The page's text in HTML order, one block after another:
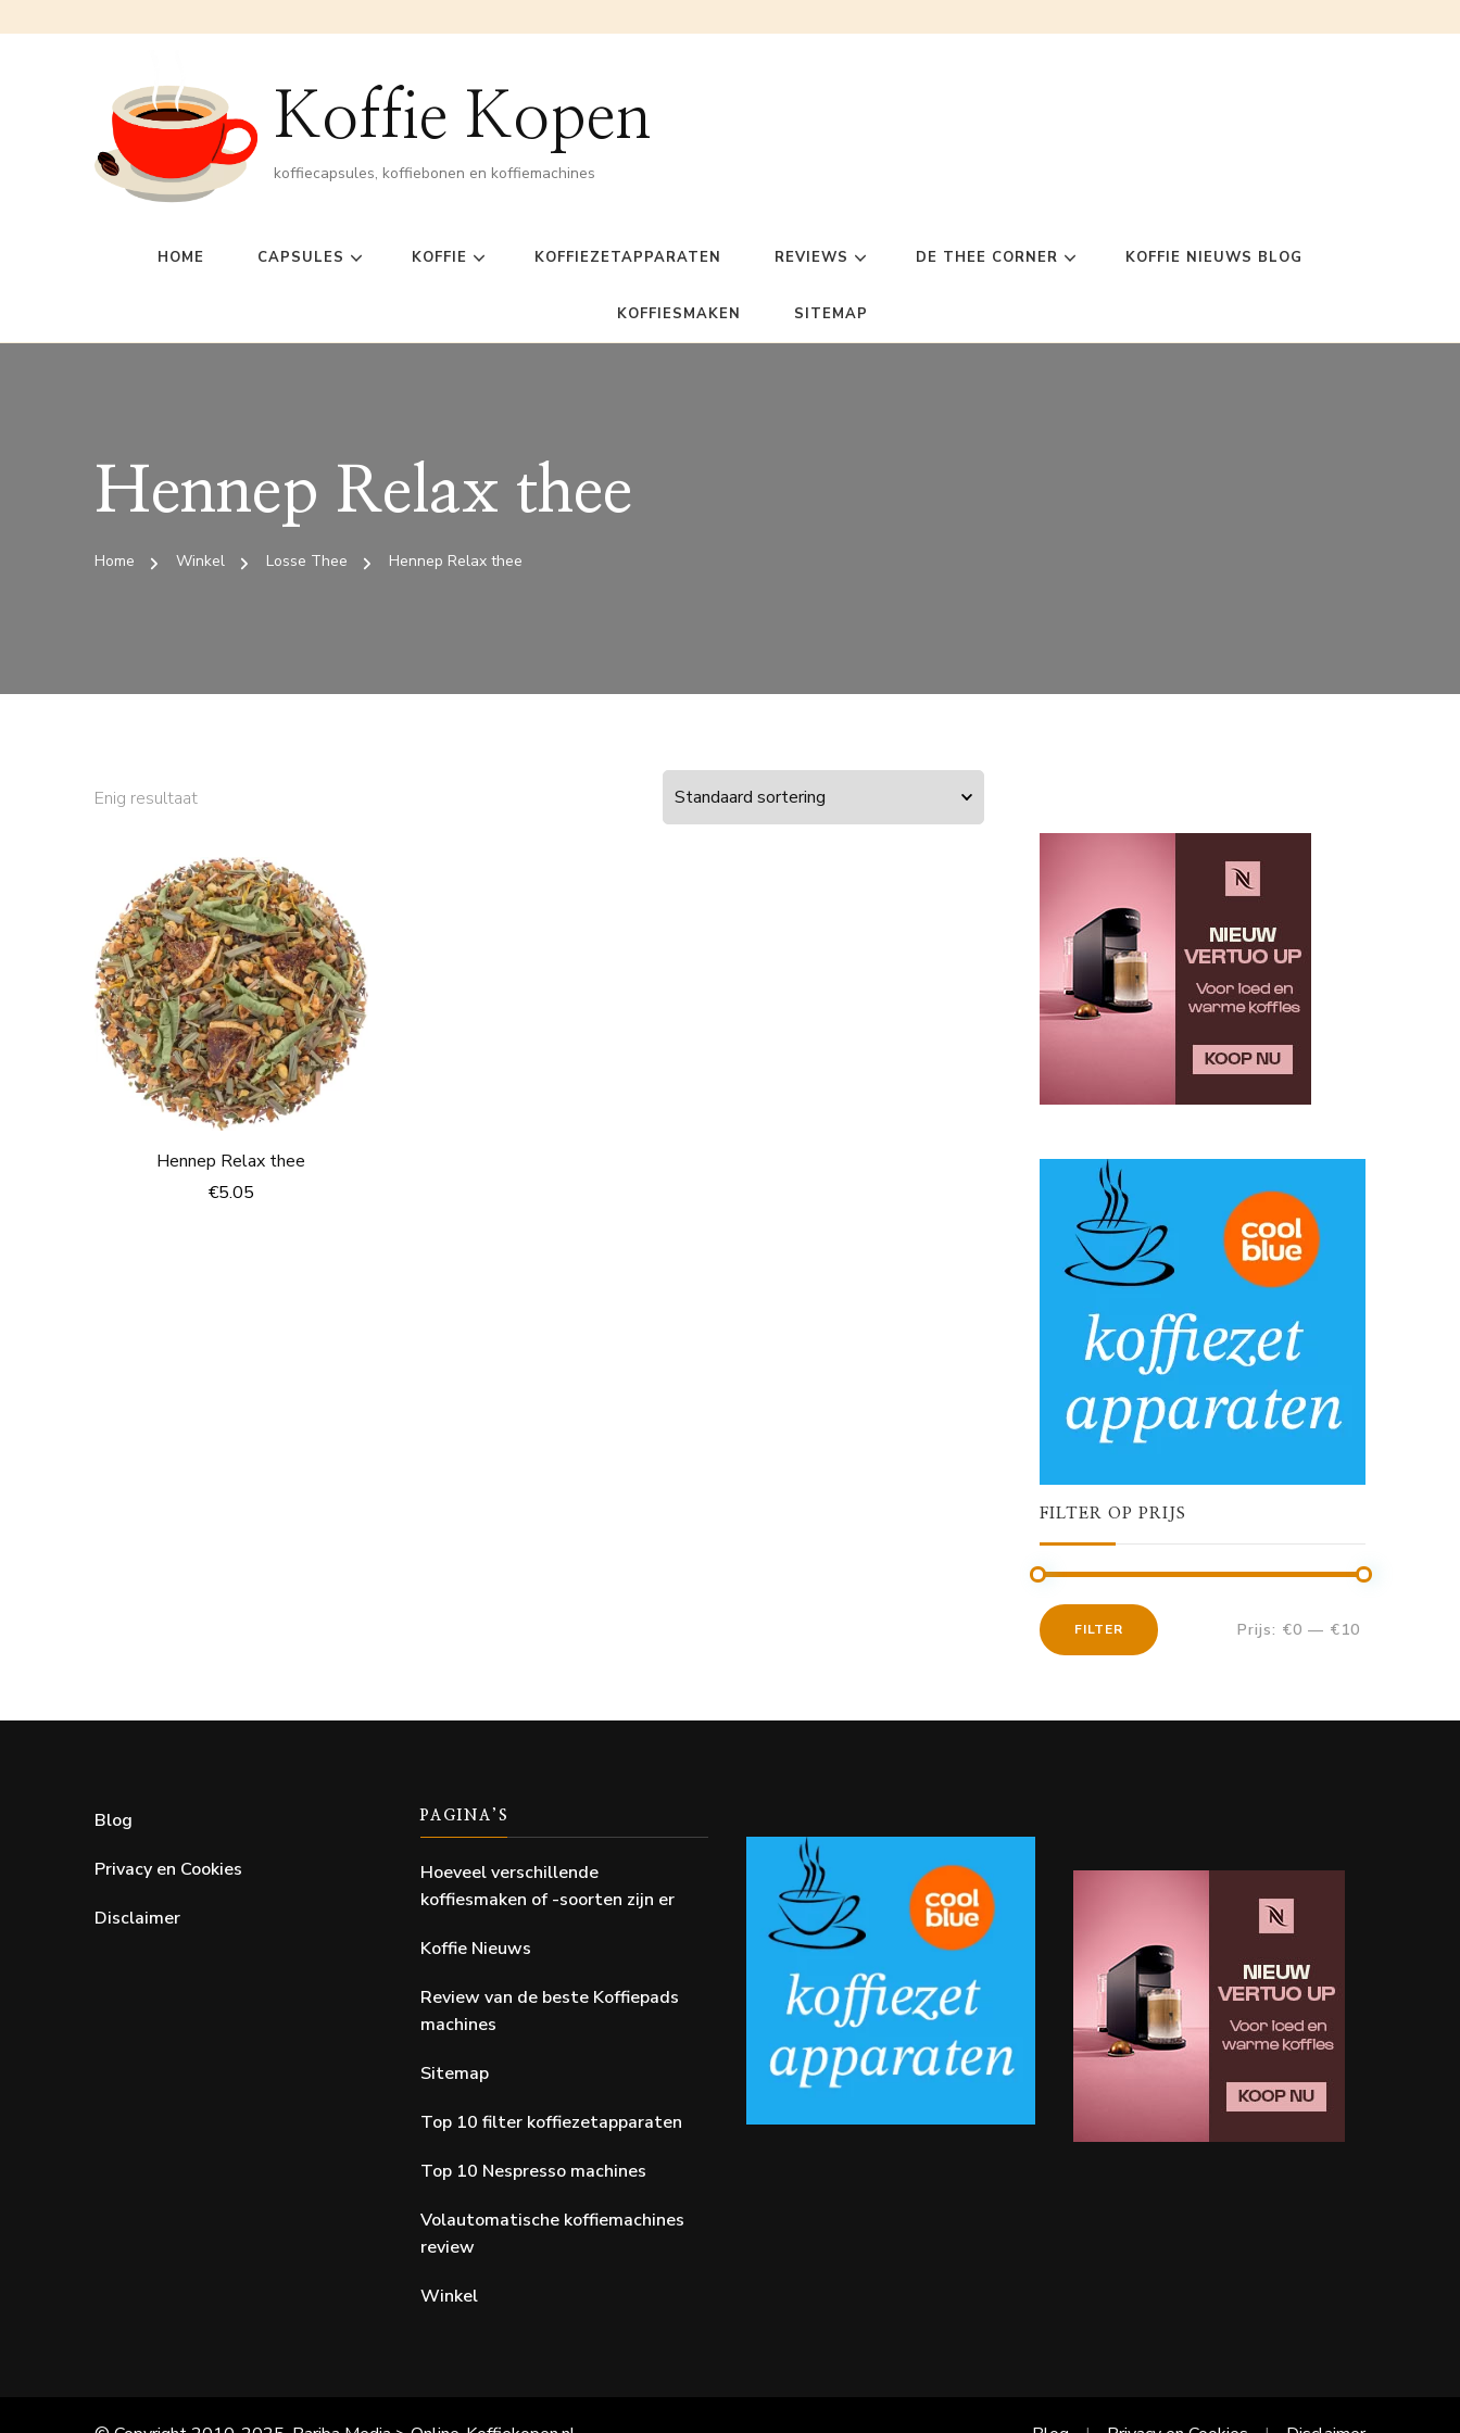
Koffie Kopen
koffiecapsules, koffiebonen en koffiemachines
HOME CAPSULES KOFFIE KOFFIEZETAPPARATEN REVIEWS DE THEE CORNER KOFFIE NIEUWS BLOG
KOFFIESMAKEN SITEMAP
Hennep Relax thee
Home Winkel Losse Thee Hennep Relax thee
Enig resultaat
Hennep Relax thee
€5.05
FILTER OP PRIJS
FILTER Prijs: €0 — €10
Blog
Privacy en Cookies
Disclaimer
PAGINA’S
Hoeveel verschillende
koffiesmaken of -soorten zijn er
Koffie Nieuws
Review van de beste Koffiepads
machines
Sitemap
Top 10 filter koffiezetapparaten
Top 10 Nespresso machines
Volautomatische koffiemachines
review
Winkel